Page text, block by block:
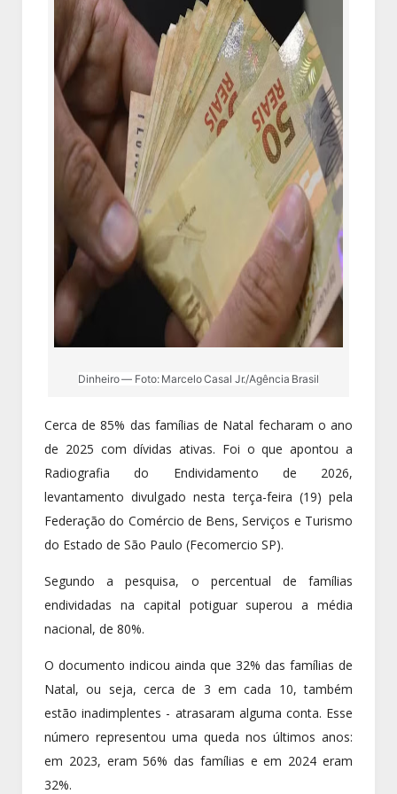
Dinheiro — Foto: Marcelo Casal Jr./Agência Brasil
Cerca de 85% das famílias de Natal fecharam o ano
de 2025 com dívidas ativas. Foi o que apontou a
Radiografia do Endividamento de 2026,
levantamento divulgado nesta terça-feira (19) pela
Federação do Comércio de Bens, Serviços e Turismo
do Estado de São Paulo (Fecomercio SP).
Segundo a pesquisa, o percentual de famílias
endividadas na capital potiguar superou a média
nacional, de 80%.
O documento indicou ainda que 32% das famílias de
Natal, ou seja, cerca de 3 em cada 10, também
estão inadimplentes - atrasaram alguma conta. Esse
número representou uma queda nos últimos anos:
em 2023, eram 56% das famílias e em 2024 eram
32%.